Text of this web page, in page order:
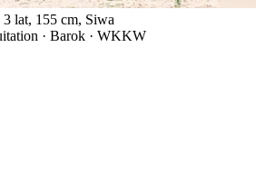
lat, 155 cm, Siwa
· Barok · WKKW